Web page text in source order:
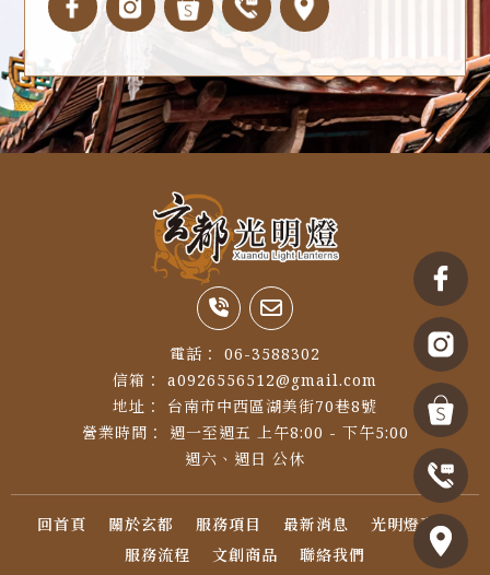
06-3588302
週一至週五 上午8:00 - 下午5:00
a0926556512@gmail.com
台南市中西區湖美街70巷8號
回首頁 關於玄都 服務項目 最新消息
光明燈專區
服務流程
文創商品 聯絡我們